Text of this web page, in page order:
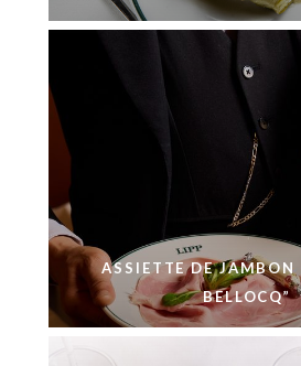
ASSIETTE DE JAMBON
BELLOCQ”